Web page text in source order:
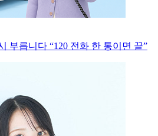
부릅니다 “120 전화 한 통이면 끝”